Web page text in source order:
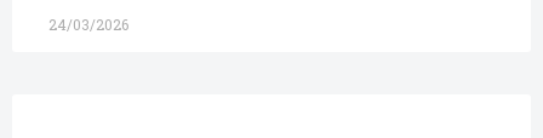
24/03/2026